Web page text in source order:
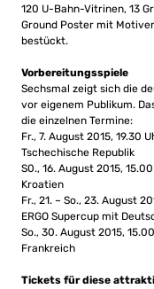
120 U-Bahn-Vitrinen, 13
Ground Poster mit
bestückt.
Vorbereitungsspiele
Sechsmal zeigt sich die
vor eigenem Publikum.
die einzelnen Termine:
Fr., 7. August 2015, 19.30
Tschechische Republik
S0., 16. August 2015,
Kroatien
Fr., 21. – So., 23. August
ERGO Supercup mit
So., 30. August 2015,
Frankreich
Tickets für diese